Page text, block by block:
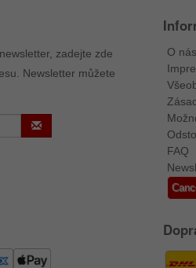
zadejte zde
Newsletter můžete
O nás
FAQ